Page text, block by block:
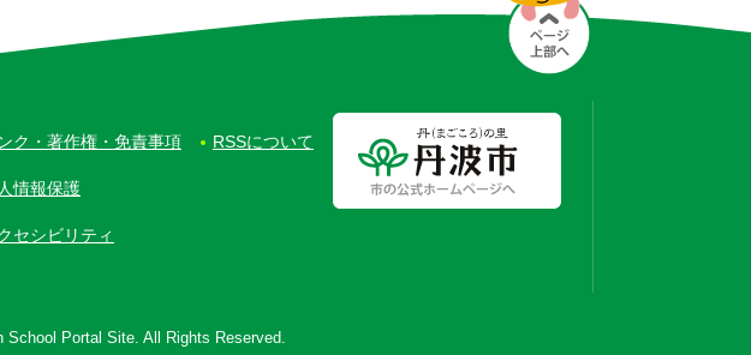
ク・著作権・免責事項 RSSについて
情報保護
セシビリティ
Portal Site. All Rights Reserved.